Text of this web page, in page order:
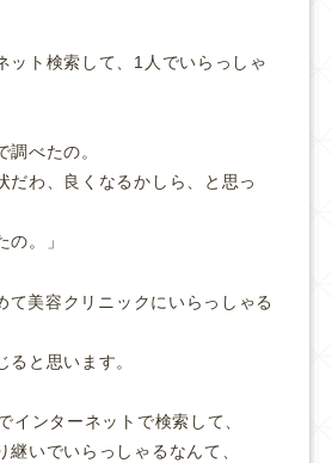
ット検索して、1人でいらっしゃ
調べたの。
だわ、良くなるかしら、と思っ
。」
て美容クリニックにいらっしゃる
ると思います。
インターネットで検索して、
継いでいらっしゃるなんて、